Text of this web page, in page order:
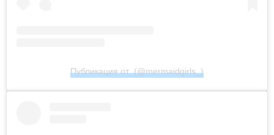
Публикация от ㅤ (@mermaidgirls_)